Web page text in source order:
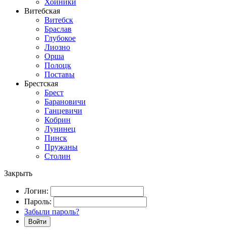
Витебская
Витебск
Браслав
Глубокое
Лиозно
Орша
Полоцк
Поставы
Брестская
Брест
Барановичи
Ганцевичи
Кобрин
Лунинец
Пинск
Пружаны
Столин
Закрыть
Логин:
Пароль:
Забыли пароль?
Войти